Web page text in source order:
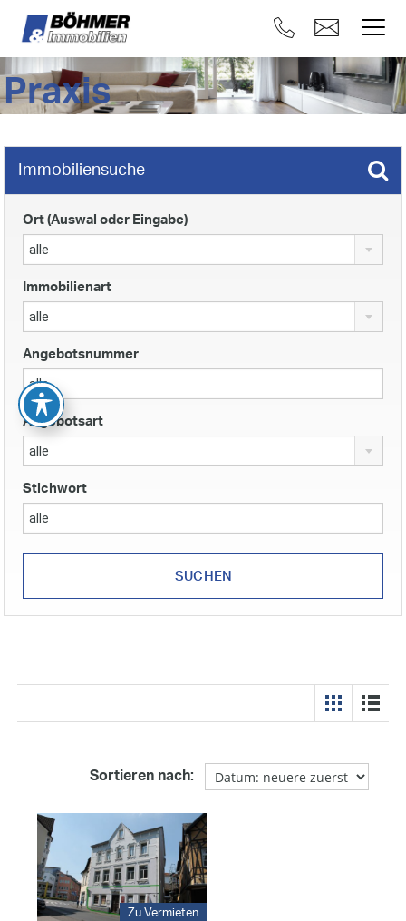
Praxis
Sortieren nach:
Zu Vermieten
Immobiliensuche
Ort (Auswal oder Eingabe)
alle
Immobilienart
alle
Angebotsnummer
Angebotsart
alle
Stichwort